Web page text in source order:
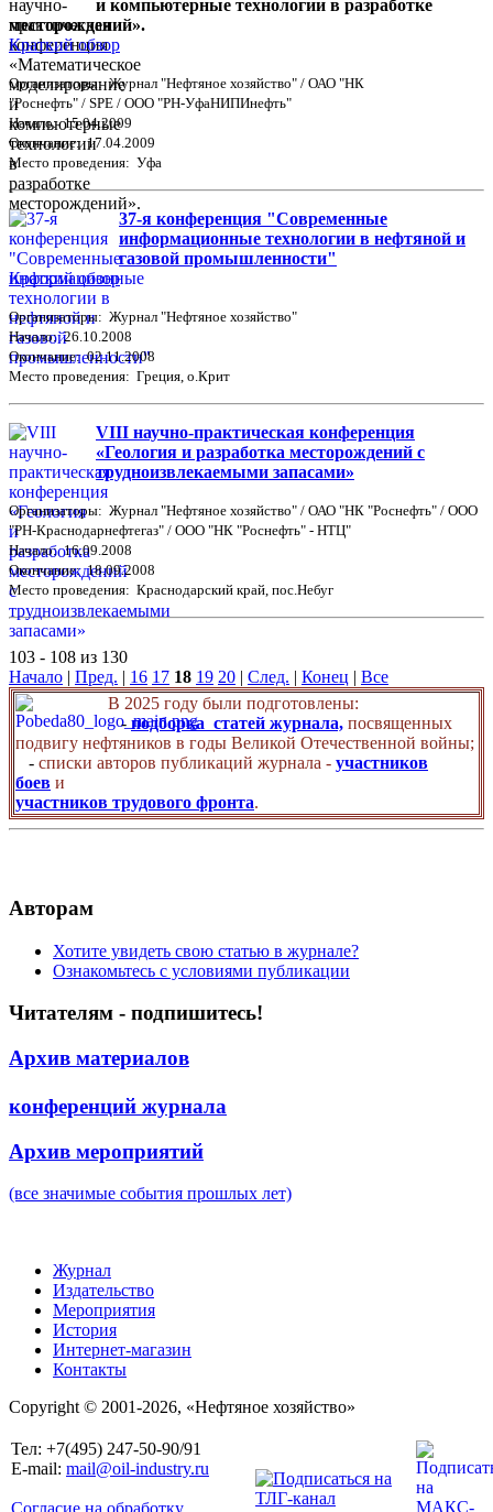
и компьютерные технологии в разработке
месторождений».
Краткий обзор
Организаторы: Журнал "Нефтяное хозяйство" / ОАО "НК
"Роснефть" / SPE / ООО "РН-УфаНИПИнефть"
Начало: 15.04.2009
Окончание: 17.04.2009
Место проведения: Уфа
37-я конференция "Современные
информационные технологии в нефтяной и
газовой промышленности"
Краткий обзор
Организаторы: Журнал "Нефтяное хозяйство"
Начало: 26.10.2008
Окончание: 02.11.2008
Место проведения: Греция, о.Крит
VIII научно-практическая конференция
«Геология и разработка месторождений с
трудноизвлекаемыми запасами»
Организаторы: Журнал "Нефтяное хозяйство" / ОАО "НК "Роснефть" / ООО
"РН-Краснодарнефтегаз" / ООО "НК "Роснефть" - НТЦ"
Начало: 16.09.2008
Окончание: 18.09.2008
Место проведения: Краснодарский край, пос.Небуг
103 - 108 из 130
Начало | Пред. | 16 17 18 19 20 | След. | Конец | Все
В 2025 году были подготовлены:
- подборка статей журнала, посвященных
подвигу нефтяников в годы Великой Отечественной войны;
- списки авторов публикаций журнала - участников
боев и
участников трудового фронта.
Авторам
Хотите увидеть свою статью в журнале?
Ознакомьтесь с условиями публикации
Читателям - подпишитесь!
Архив материалов
конференций журнала
Архив мероприятий
(все значимые события прошлых лет)
Журнал
Издательство
Мероприятия
История
Интернет-магазин
Контакты
Copyright © 2001-2026, «Нефтяное хозяйство»
Тел: +7(495) 247-50-90/91
E-mail: mail@oil-industry.ru